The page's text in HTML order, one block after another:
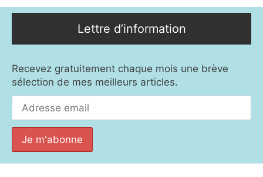
Lettre d’information
Recevez gratuitement chaque mois une brève
sélection de mes meilleurs articles.